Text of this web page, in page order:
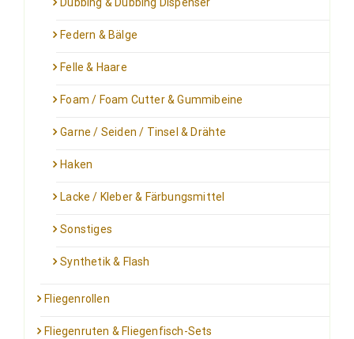
Dubbing & Dubbing Dispenser
Federn & Bälge
Felle & Haare
Foam / Foam Cutter & Gummibeine
Garne / Seiden / Tinsel & Drähte
Haken
Lacke / Kleber & Färbungsmittel
Sonstiges
Synthetik & Flash
Fliegenrollen
Fliegenruten & Fliegenfisch-Sets